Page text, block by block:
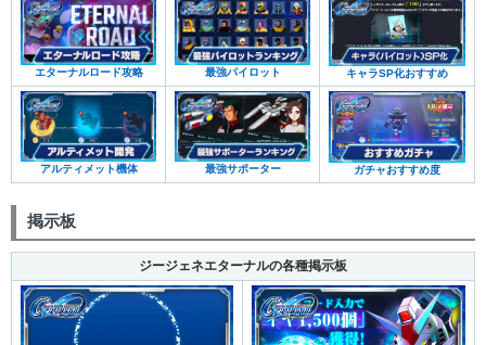
エターナルロード攻略 最強パイロット キャラSP化おすすめ
アルティメット機体 最強サポーター ガチャおすすめ度
掲示板
ジージェネエターナルの各種掲示板